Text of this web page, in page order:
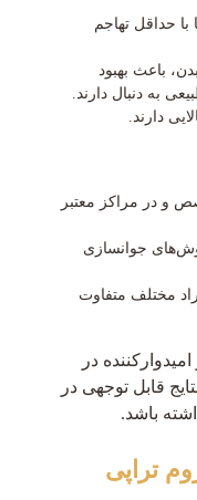
حداقل تهاجم
باعث بهبود
به دنبال دارند.
دارند.
و در مراکز معتبر
جوانسازی
مختلف متفاوت
در
قابل توجهی در
باشد.
تراپی